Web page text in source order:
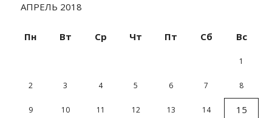
АПРЕЛЬ 2018
Пн Вт Ср Чт Пт Сб Вс
1
2 3 4 5 6 7 8
9 10 11 12 13 14
15